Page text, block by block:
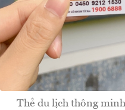
Thẻ du lịch thông